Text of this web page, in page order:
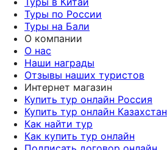
Туры по России
Туры на Бали
О компании
О нас
Наши награды
Отзывы наших туристов
Интернет магазин
Купить тур онлайн Россия
Купить тур онлайн Казахстан
Как найти тур
Как купить тур онлайн